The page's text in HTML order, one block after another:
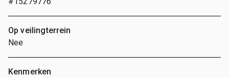
Op veilingterrein
Nee
Kenmerken